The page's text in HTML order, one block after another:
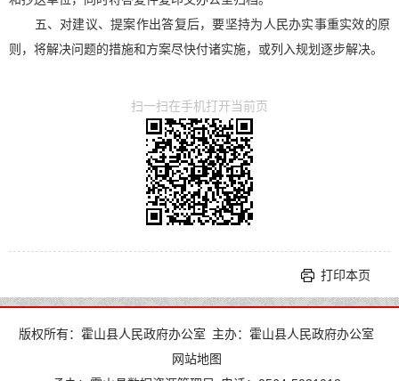
五、对建议、提案作出答复后，要坚持为人民办实事重实效的原
则，将解决问题的措施和方案尽快付诸实施，或列入规划逐步解决。
扫一扫在手机打开当前页
打印本页
版权所有：霍山县人民政府办公室 主办：霍山县人民政府办公室
网站地图